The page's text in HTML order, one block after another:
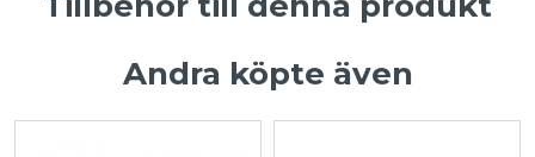
Andra köpte även